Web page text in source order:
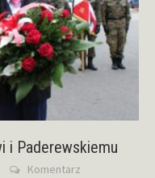
i Paderewskiemu
Komentarz